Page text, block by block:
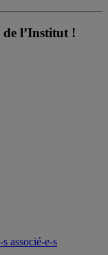
de l’Institut !
associé-e-s